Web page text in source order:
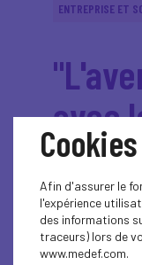
ENTREPRISE ET
avec
Cookies
Afin d'assurer le
l'expérience
des informations
traceurs) lors de
www.medef.com.